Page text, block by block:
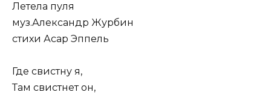
Летела пуля
муз.Александр Журбин
стихи Асар Эппель
Где свистну я,
Там свистнет он,